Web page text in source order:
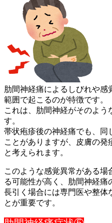
肋間神経痛によるしびれや
範囲で起こるのが特徴です。
これは、肋間神経がそのよ
す。
帯状疱疹後の神経痛でも、同
ことがありますが、皮膚の発
と考えられま す。
このような感覚異常がある
る可能性が高く、肋間神経痛
長引く場合には専門医や整体
とが重要です。